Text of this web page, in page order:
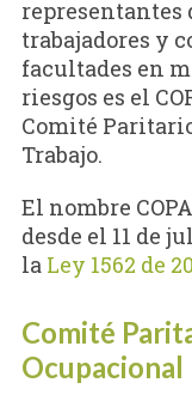
representantes
trabajadores y
facultades en
riesgos es el
Comité
Trabajo.
El nombre
desde el 11 de
la Ley 1562 de
Comité
Ocupacional